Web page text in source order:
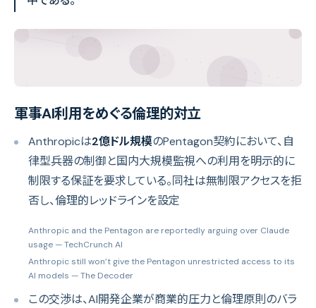
軍事AI利用をめぐる倫理的対立
Anthropicは2億ドル規模のPentagon契約において、自
律型兵器の制御と国内大規模監視への利用を明示的に
制限する保証を要求している。同社は無制限アクセスを拒
否し、倫理的レッドラインを設定
Anthropic and the Pentagon are reportedly arguing over Claude
usage — TechCrunch AI
Anthropic still won’t give the Pentagon unrestricted access to its
AI models — The Decoder
この交渉は、AI開発企業が商業的圧力と倫理原則のバラ